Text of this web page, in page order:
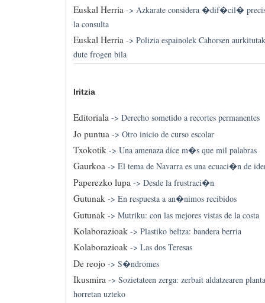
Euskal Herria-> Azkarate considera �dif�cil�
la consulta
Euskal Herria-> Polizia espainolek Cahorsen
dute frogen bila
Iritzia
Editoriala-> Derecho sometido a recortes permanentes
Jo puntua -> Otro inicio de curso escolar
Txokotik-> Una amenaza dice m�s que mil palabras
Gaurkoa-> El tema de Navarra es una ecuaci�n de
Paperezko lupa -> Desde la frustraci�n
Gutunak-> En respuesta a an�nimos recibidos
Gutunak -> Mutriku: con las mejores vistas de la costa
Kolaborazioak-> Plastiko beltza: bandera berria
Kolaborazioak-> Las dos Teresas
De reojo-> S�ndromes
Ikusmira-> Sozietateen zerga: zerbait aldatzearen
horretan uzteko